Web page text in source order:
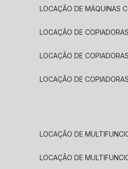
LOCAÇÃO DE MÁQUINAS
LOCAÇÃO DE
LOCAÇÃO DE
LOCAÇÃO DE
LOCAÇÃO DE
LOCAÇÃO DE